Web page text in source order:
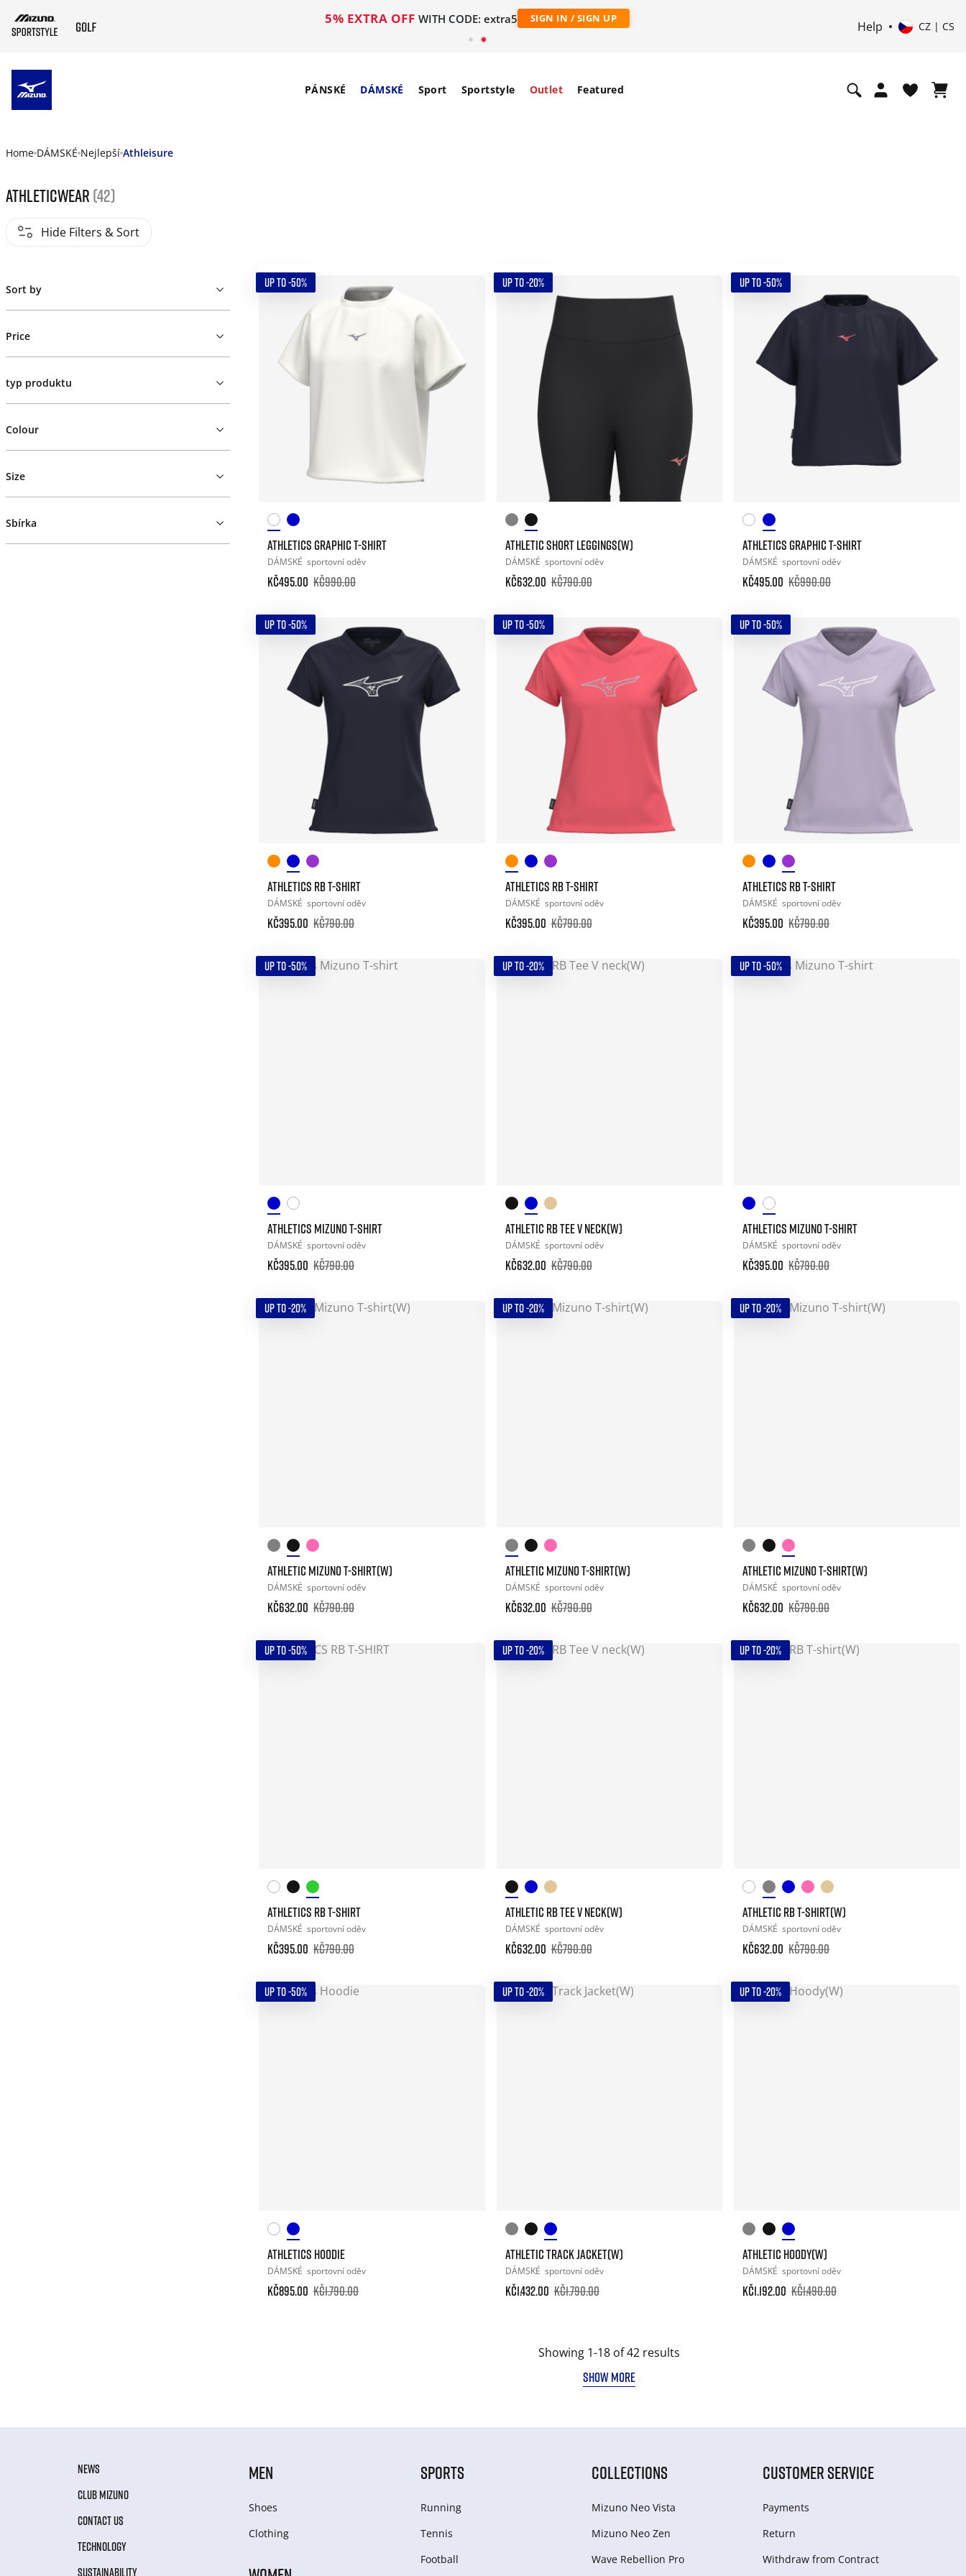
5% EXTRA OFF WITH CODE: extra5 SIGN IN / SIGN UP
Help CZ | CS
PÁNSKÉ DÁMSKÉ Sport Sportstyle Outlet Featured
Home DÁMSKÉ Nejlepší Athleisure
Athleticwear (42)
Hide Filters & Sort
Sort by
Price
typ produktu
Colour
Size
Sbírka
UP TO -50%
ATHLETICS GRAPHIC T-SHIRT
DÁMSKÉ sportovní oděv
Kč495.00 Kč990.00
UP TO -20%
ATHLETIC SHORT LEGGINGS(W)
DÁMSKÉ sportovní oděv
Kč632.00 Kč790.00
UP TO -50%
ATHLETICS GRAPHIC T-SHIRT
DÁMSKÉ sportovní oděv
Kč495.00 Kč990.00
UP TO -50%
ATHLETICS RB T-SHIRT
DÁMSKÉ sportovní oděv
Kč395.00 Kč790.00
UP TO -50%
ATHLETICS RB T-SHIRT
DÁMSKÉ sportovní oděv
Kč395.00 Kč790.00
UP TO -50%
ATHLETICS RB T-SHIRT
DÁMSKÉ sportovní oděv
Kč395.00 Kč790.00
UP TO -50%
ATHLETICS MIZUNO T-SHIRT
DÁMSKÉ sportovní oděv
Kč395.00 Kč790.00
UP TO -20%
ATHLETIC RB TEE V NECK(W)
DÁMSKÉ sportovní oděv
Kč632.00 Kč790.00
UP TO -50%
ATHLETICS MIZUNO T-SHIRT
DÁMSKÉ sportovní oděv
Kč395.00 Kč790.00
UP TO -20%
ATHLETIC MIZUNO T-SHIRT(W)
DÁMSKÉ sportovní oděv
Kč632.00 Kč790.00
UP TO -20%
ATHLETIC MIZUNO T-SHIRT(W)
DÁMSKÉ sportovní oděv
Kč632.00 Kč790.00
UP TO -20%
ATHLETIC MIZUNO T-SHIRT(W)
DÁMSKÉ sportovní oděv
Kč632.00 Kč790.00
UP TO -50%
ATHLETICS RB T-SHIRT
DÁMSKÉ sportovní oděv
Kč395.00 Kč790.00
UP TO -20%
ATHLETIC RB TEE V NECK(W)
DÁMSKÉ sportovní oděv
Kč632.00 Kč790.00
UP TO -20%
ATHLETIC RB T-SHIRT(W)
DÁMSKÉ sportovní oděv
Kč632.00 Kč790.00
UP TO -50%
ATHLETICS HOODIE
DÁMSKÉ sportovní oděv
Kč895.00 Kč1.790.00
UP TO -20%
ATHLETIC TRACK JACKET(W)
DÁMSKÉ sportovní oděv
Kč1.432.00 Kč1.790.00
UP TO -20%
ATHLETIC HOODY(W)
DÁMSKÉ sportovní oděv
Kč1.192.00 Kč1.490.00
Showing 1-18 of 42 results
SHOW MORE
NEWS
CLUB MIZUNO
CONTACT US
TECHNOLOGY
SUSTAINABILITY
MEN
Shoes
Clothing
SPORTS
Running
Tennis
Football
COLLECTIONS
Mizuno Neo Vista
Mizuno Neo Zen
Wave Rebellion Pro
CUSTOMER SERVICE
Payments
Return
Withdraw from Сontract